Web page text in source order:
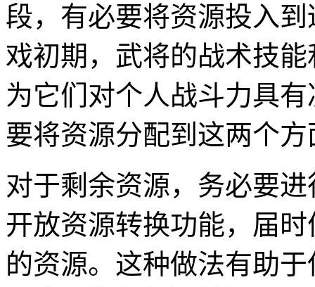
段，有必要将资源投入
戏初期，武将的战术技
为它们对个人战斗力具
要将资源分配到这两个方
对于剩余资源，务必要
开放资源转换功能，届
的资源。这种做法有助